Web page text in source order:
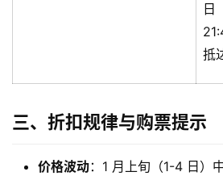
日
抵
三、折扣规律与购票提示
价格波动：1 月上旬（1-4 日）